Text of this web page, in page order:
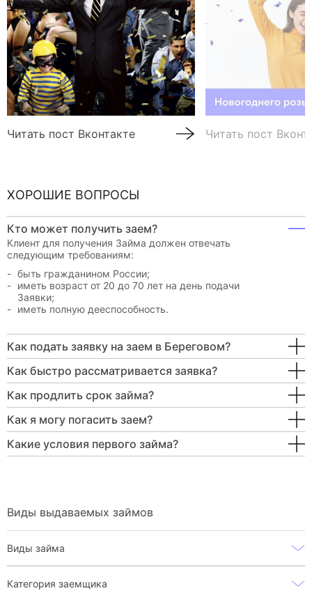
Читать пост Вконтакте Читать пост
ХОРОШИЕ ВОПРОСЫ
Кто может получить заем?
Клиент для получения Займа должен отвечать
следующим требованиям:
быть гражданином России;
иметь возраст от 20 до 70 лет на день подачи
Заявки;
иметь полную дееспособность.
Как подать заявку на заем в Береговом?
Как быстро рассматривается заявка?
Как продлить срок займа?
Как я могу погасить заем?
Какие условия первого займа?
Виды выдаваемых займов
Виды займа
Категория заемщика